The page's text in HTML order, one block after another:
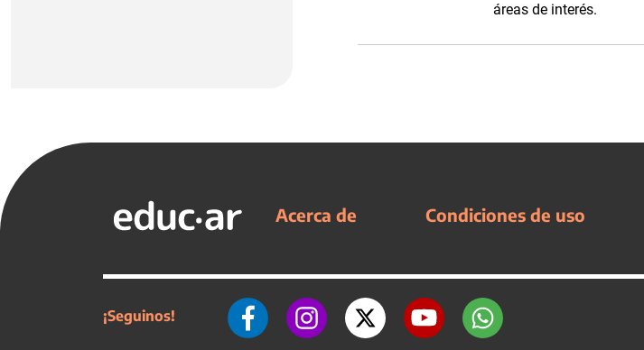
áreas de interés.
Acerca de Condiciones de uso
¡Seguinos!